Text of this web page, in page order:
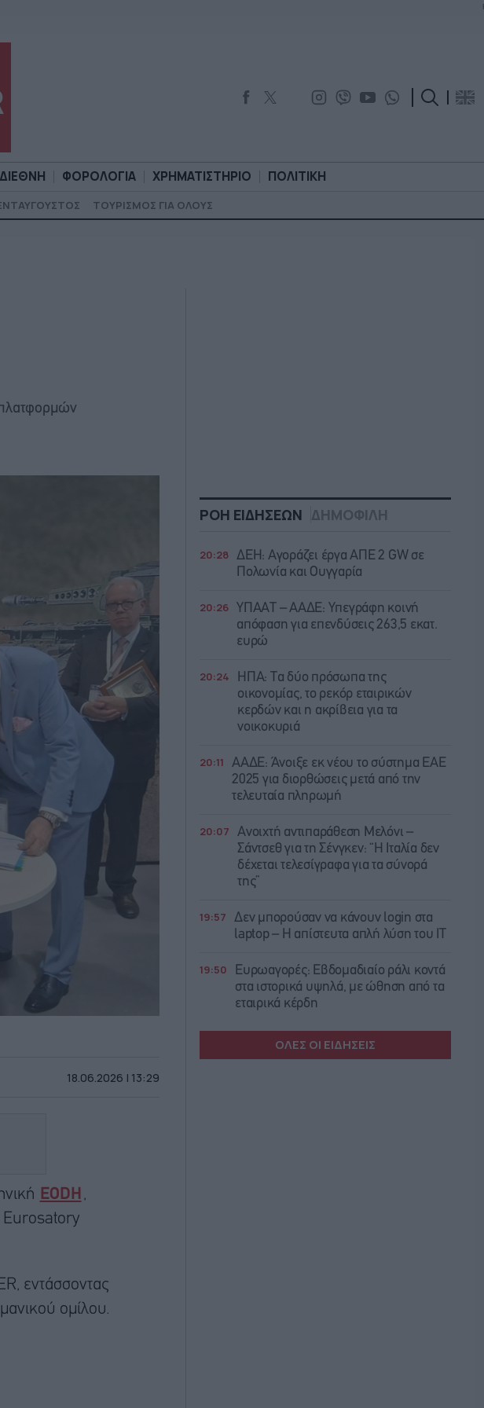
ΔΙΕΘΝΗ ΦΟΡΟΛΟΓΙΑ ΧΡΗΜΑΤΙΣΤΗΡΙΟ ΠΟΛΙΤΙΚΗ
ΤΟΥΡΙΣΜΟΣ ΓΙΑ ΟΛΟΥΣ
18.06.2026 | 13:29
EODH ,
Eurosatory
εντάσσοντας
ομίλου.
ΡΟΗ ΕΙΔΗΣΕΩΝ ΔΗΜΟΦΙΛΗ
20:28 ΔΕΗ: Αγοράζει έργα ΑΠΕ 2 GW σε
Πολωνία και Ουγγαρία
20:26
ΥΠΑΑΤ – ΑΑΔΕ: Υπεγράφη κοινή
απόφαση για επενδύσεις 263,5 εκατ.
ευρώ
20:24
ΗΠΑ: Τα δύο πρόσωπα της
οικονομίας, το ρεκόρ εταιρικών
κερδών και η ακρίβεια για τα
νοικοκυριά
20:11
ΑΑΔΕ: Άνοιξε εκ νέου το σύστημα ΕΑΕ
2025 για διορθώσεις μετά από την
τελευταία πληρωμή
20:07
Ανοιχτή αντιπαράθεση Μελόνι –
Σάντσεθ για τη Σένγκεν: “Η Ιταλία δεν
δέχεται τελεσίγραφα για τα σύνορά
της”
19:57
Δεν μπορούσαν να κάνουν login στα
laptop – Η απίστευτα απλή λύση του IT
19:50
Ευρωαγορές: Εβδομαδιαίο ράλι κοντά
στα ιστορικά υψηλά, με ώθηση από τα
εταιρικά κέρδη
ΟΛΕΣ ΟΙ ΕΙΔΗΣΕΙΣ